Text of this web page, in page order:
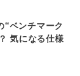
ベンチマーク
気になる仕様